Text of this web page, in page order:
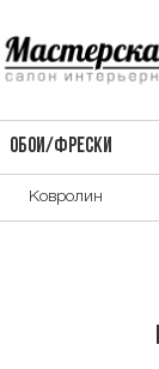
ОБОИ/ФРЕСКИ
Ковролин